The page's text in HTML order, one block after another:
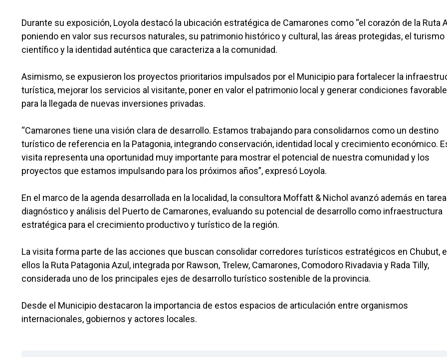
Durante su exposición, Loyola destacó la ubicación estratégica de Camarones como “el corazón de la Ruta
poniendo en valor sus recursos naturales, su patrimonio histórico y cultural, las áreas protegidas, el turismo
científico y la identidad auténtica que caracteriza a la comunidad.
Asimismo, se expusieron los proyectos prioritarios impulsados por el Municipio para fortalecer la
turística, mejorar los servicios al visitante, poner en valor el patrimonio local y generar condiciones
para la llegada de nuevas inversiones privadas.
“Camarones tiene una visión clara de desarrollo. Estamos trabajando para consolidarnos como un destino
turístico de referencia en la Patagonia, integrando conservación, identidad local y crecimiento económico.
visita representa una oportunidad muy importante para mostrar el potencial de nuestra comunidad y los
proyectos que estamos impulsando para los próximos años”, expresó Loyola.
En el marco de la agenda desarrollada en la localidad, la consultora Moffatt & Nichol avanzó además en
diagnóstico y análisis del Puerto de Camarones, evaluando su potencial de desarrollo como infraestructura
estratégica para el crecimiento productivo y turístico de la región.
La visita forma parte de las acciones que buscan consolidar corredores turísticos estratégicos en Chubut,
ellos la Ruta Patagonia Azul, integrada por Rawson, Trelew, Camarones, Comodoro Rivadavia y Rada Tilly,
considerada uno de los principales ejes de desarrollo turístico sostenible de la provincia.
Desde el Municipio destacaron la importancia de estos espacios de articulación entre organismos
internacionales, gobiernos y actores locales.